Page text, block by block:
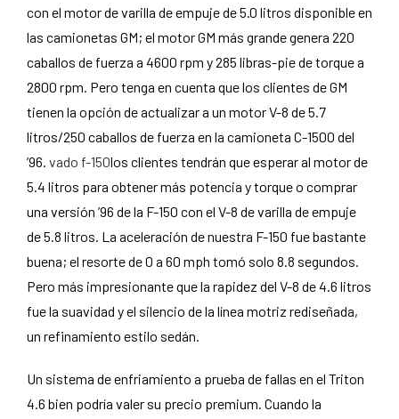
con el motor de varilla de empuje de 5.0 litros disponible en
las camionetas GM; el motor GM más grande genera 220
caballos de fuerza a 4600 rpm y 285 libras-pie de torque a
2800 rpm. Pero tenga en cuenta que los clientes de GM
tienen la opción de actualizar a un motor V-8 de 5.7
litros/250 caballos de fuerza en la camioneta C-1500 del
’96. vado f-150los clientes tendrán que esperar al motor de
5.4 litros para obtener más potencia y torque o comprar
una versión ’96 de la F-150 con el V-8 de varilla de empuje
de 5.8 litros. La aceleración de nuestra F-150 fue bastante
buena; el resorte de 0 a 60 mph tomó solo 8.8 segundos.
Pero más impresionante que la rapidez del V-8 de 4.6 litros
fue la suavidad y el silencio de la línea motriz rediseñada,
un refinamiento estilo sedán.
Un sistema de enfriamiento a prueba de fallas en el Triton
4.6 bien podría valer su precio premium. Cuando la